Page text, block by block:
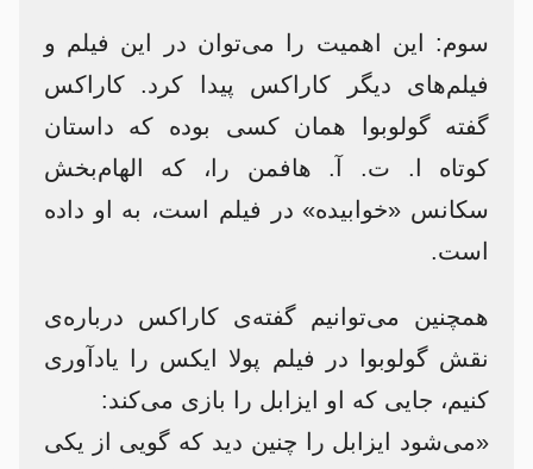
سوم: این اهمیت را می‌توان در این فیلم و
فیلم‌های دیگر کاراکس پیدا کرد. کاراکس
گفته گولوبوا همان کسی بوده که داستان
کوتاه ا. ت. آ. هافمن را، که الهام‌بخش
سکانس «خوابیده» در فیلم است، به او داده
است.
همچنین می‌توانیم گفته‌ی کاراکس درباره‌ی
نقش گولوبوا در فیلم پولا ایکس را یادآوری
کنیم، جایی که او ایزابل را بازی می‌کند:
«می‌شود ایزابل را چنین دید که گویی از یکی